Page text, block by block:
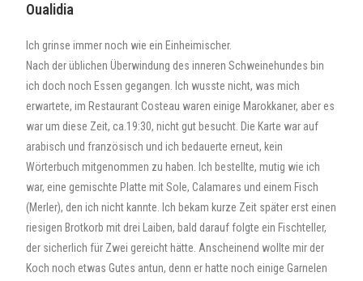
Oualidia
Ich grinse immer noch wie ein Einheimischer.
Nach der üblichen Überwindung des inneren Schweinehundes bin
ich doch noch Essen gegangen. Ich wusste nicht, was mich
erwartete, im Restaurant Costeau waren einige Marokkaner, aber es
war um diese Zeit, ca.19:30, nicht gut besucht. Die Karte war auf
arabisch und französisch und ich bedauerte erneut, kein
Wörterbuch mitgenommen zu haben. Ich bestellte, mutig wie ich
war, eine gemischte Platte mit Sole, Calamares und einem Fisch
(Merler), den ich nicht kannte. Ich bekam kurze Zeit später erst einen
riesigen Brotkorb mit drei Laiben, bald darauf folgte ein Fischteller,
der sicherlich für Zwei gereicht hätte. Anscheinend wollte mir der
Koch noch etwas Gutes antun, denn er hatte noch einige Garnelen